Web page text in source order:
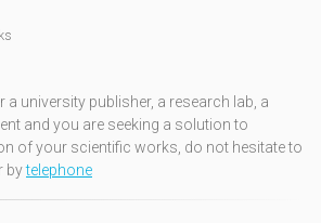
a university publisher, a research lab, a
and you are seeking a solution to
of your scientific works, do not hesitate to
bytelephone